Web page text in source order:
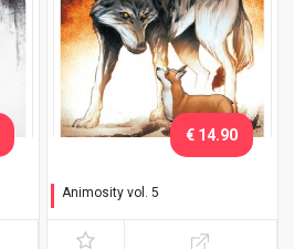
Animosity vol. 5
€ 14.90